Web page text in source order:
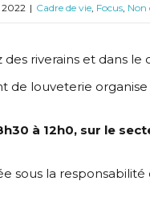
| Cadre de vie Focus Non
des riverains et dans
de louveterie
à 12h0, sur le
sous la